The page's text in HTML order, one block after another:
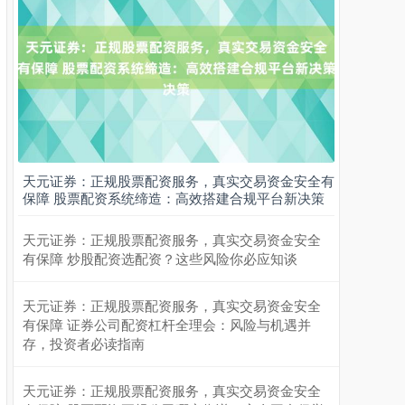
天元证券：正规股票配资服务，真实交易资金安全有
保障 股票配资系统缔造：高效搭建合规平台新决策
天元证券：正规股票配资服务，真实交易资金安全
有保障 炒股配资选配资？这些风险你必应知谈
天元证券：正规股票配资服务，真实交易资金安全
有保障 证券公司配资杠杆全理会：风险与机遇并
存，投资者必读指南
天元证券：正规股票配资服务，真实交易资金安全